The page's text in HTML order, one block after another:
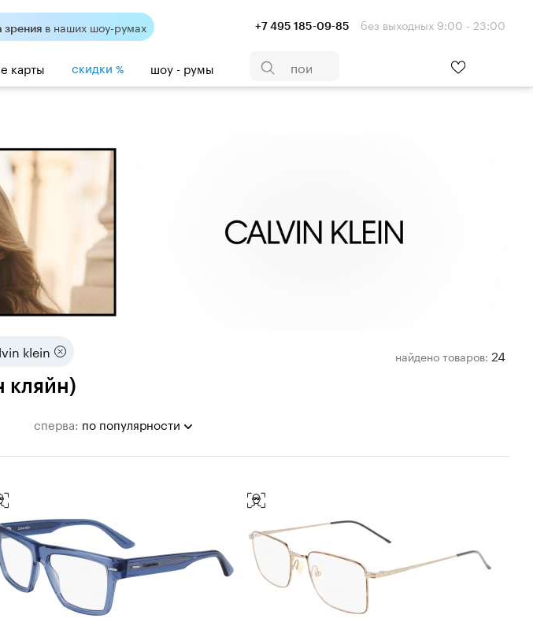
+7 495 185-09-85 без выходных 9:00 - 23:00
зрения в наших шоу-румах
карты скидки % шоу - румы
klein
кляйн)
найденотоваров: 24
сперва: по популярности